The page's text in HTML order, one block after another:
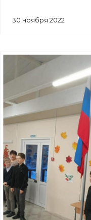
30 ноября 2022